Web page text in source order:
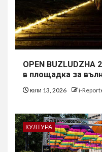
OPEN
в площадка за
юли 13, 2026 i-
КУЛТУРА